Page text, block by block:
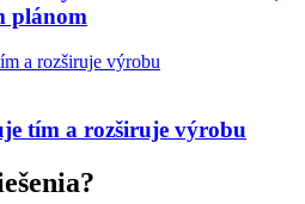
plánom
tím a rozširuje výrobu